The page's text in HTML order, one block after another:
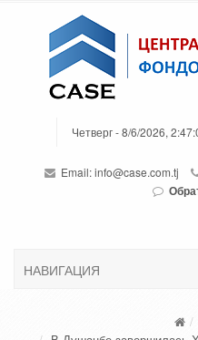
Четверг - 8/6/2026,
Email:info@case.com.tj
НАВИГАЦИЯ